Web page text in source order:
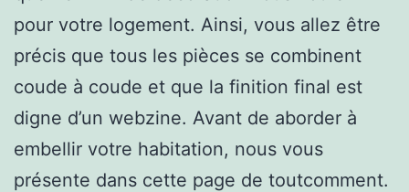
pour votre logement. Ainsi, vous allez être
précis que tous les pièces se combinent
coude à coude et que la finition final est
digne d’un webzine. Avant de aborder à
embellir votre habitation, nous vous
présente dans cette page de toutcomment.